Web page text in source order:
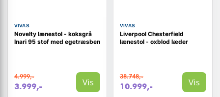
VIVAS
Novelty lænestol - koksgrå
Inari 95 stof med egetræsben
4.999,-
3.999,- Vis
VIVAS
Liverpool Chesterfield
lænestol - oxblod læder
38.748,-
10.999,- Vis